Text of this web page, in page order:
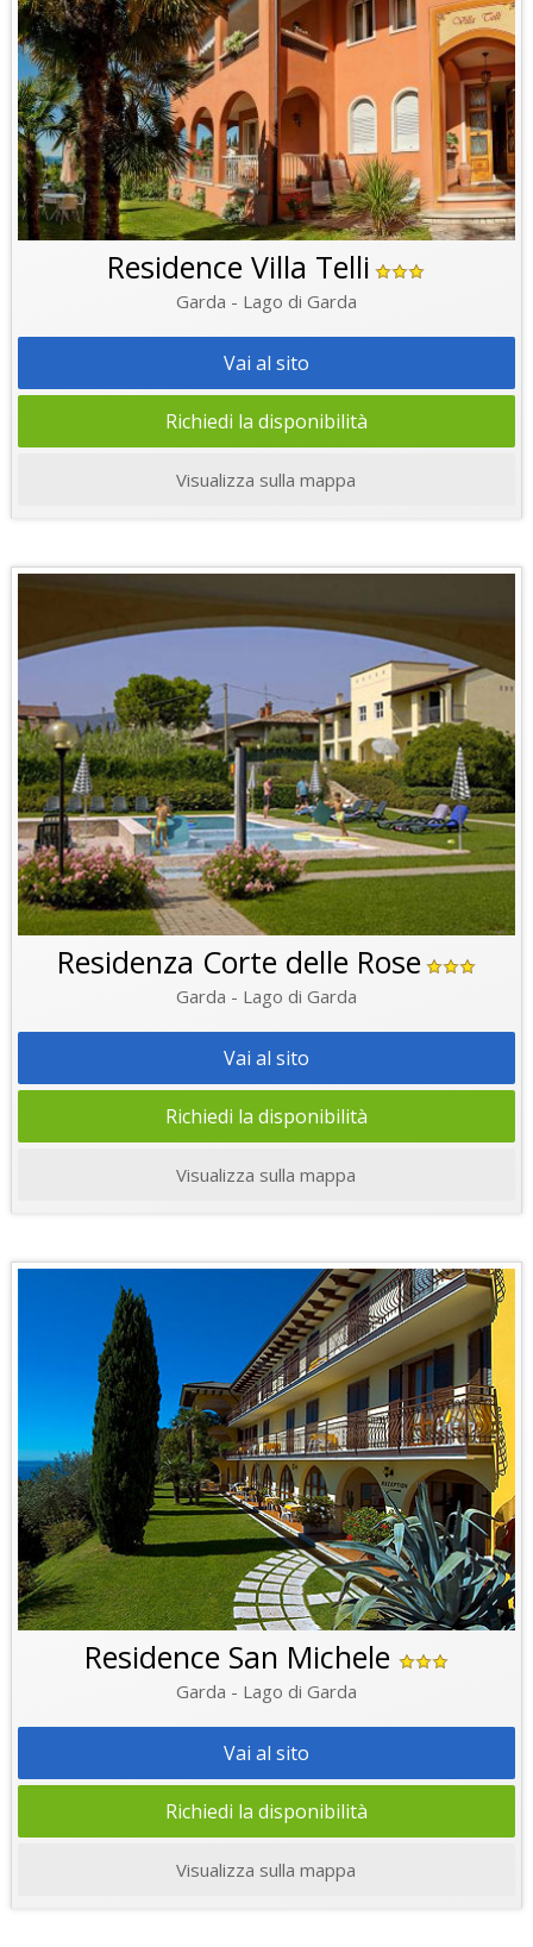
Residence Villa Telli
Garda - Lago di Garda
Vai al sito
Richiedi la disponibilità
Visualizza sulla mappa
Residenza Corte delle Rose
Garda - Lago di Garda
Vai al sito
Richiedi la disponibilità
Visualizza sulla mappa
Residence San Michele
Garda - Lago di Garda
Vai al sito
Richiedi la disponibilità
Visualizza sulla mappa